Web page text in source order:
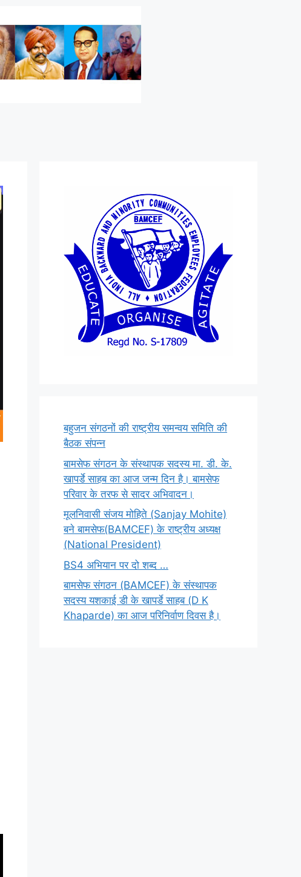
बहुजन संगठनों की राष्ट्रीय समन्वय समिति की
बैठक संपन्न
बामसेफ संगठन के संस्थापक सदस्य मा. डी. के.
खापर्डे साहब का आज जन्म दिन है। बामसेफ
परिवार के तरफ से सादर अभिवादन।
मूलनिवासी संजय मोहिते (Sanjay Mohite)
बने बामसेफ(BAMCEF) के राष्ट्रीय अध्यक्ष
(National President)
BS4 अभियान पर दो शब्द …
बामसेफ संगठन (BAMCEF) के संस्थापक
सदस्य यशकाई डी के खापर्डे साहब (D K
Khaparde) का आज परिनिर्वाण दिवस है।